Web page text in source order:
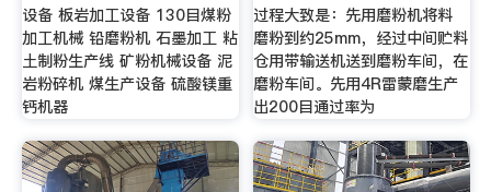
设备 板岩加工设备 130目煤粉
加工机械 铅磨粉机 石墨加工 粘
土制粉生产线 矿粉机械设备 泥
岩粉碎机 煤生产设备 硫酸镁重
钙机器
过程大致是：先用磨粉机将料
磨粉到约25mm，经过中间贮料
仓用带输送机送到磨粉车间，在
磨粉车间。先用4R雷蒙磨生产
出200目通过率为